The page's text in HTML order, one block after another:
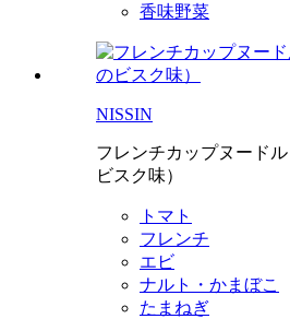
香味野菜
NISSIN
フレンチカップヌード
ビスク味）
トマト
フレンチ
エビ
ナルト・かまぼこ
たまねぎ